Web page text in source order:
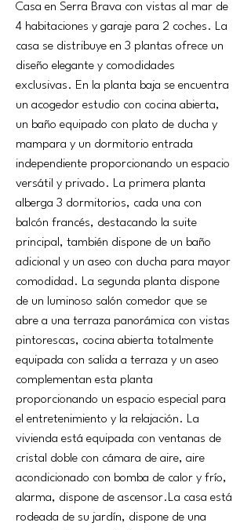
Casa en Serra Brava con vistas al mar de
4 habitaciones y garaje para 2 coches. La
casa se distribuye en 3 plantas ofrece un
diseño elegante y comodidades
exclusivas. En la planta baja se encuentra
un acogedor estudio con cocina abierta,
un baño equipado con plato de ducha y
mampara y un dormitorio entrada
independiente proporcionando un espacio
versátil y privado. La primera planta
alberga 3 dormitorios, cada una con
balcón francés, destacando la suite
principal, también dispone de un baño
adicional y un aseo con ducha para mayor
comodidad. La segunda planta dispone
de un luminoso salón comedor que se
abre a una terraza panorámica con vistas
pintorescas, cocina abierta totalmente
equipada con salida a terraza y un aseo
complementan esta planta
proporcionando un espacio especial para
el entretenimiento y la relajación. La
vivienda está equipada con ventanas de
cristal doble con cámara de aire, aire
acondicionado con bomba de calor y frío,
alarma, dispone de ascensor.La casa está
rodeada de su jardín, dispone de una